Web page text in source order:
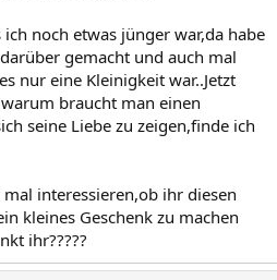
noch etwas jünger war,da habe
gemacht und auch mal
nur eine Kleinigkeit war..Jetzt
braucht man einen
seine Liebe zu zeigen,finde ich
interessieren,ob ihr diesen
kleines Geschenk zu machen
ihr?????